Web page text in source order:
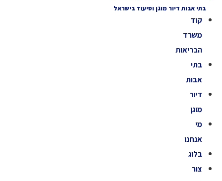
בתי אבות דיור מוגן וסיעוד בישראל
קוד
משרד
הבריאות
בתי
אבות
דיור
מוגן
מי
אנחנו
בלוג
צור